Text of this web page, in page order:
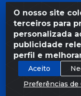
O nosso site
terceiros para
personalizada
publicidade
perfil e
Aceito
Preferências de
Razão Social:
103 - São